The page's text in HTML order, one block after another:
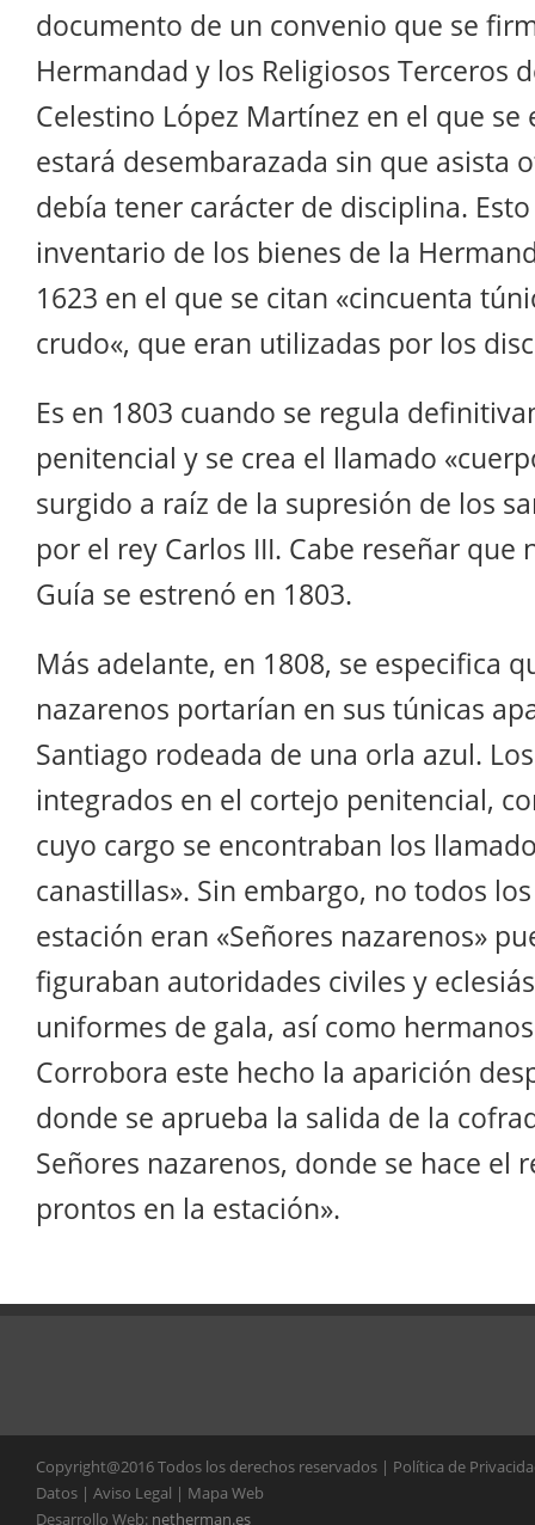
documento de un convenio que se
Hermandad y los Religiosos Terceros
Celestino López Martínez en el que se
estará desembarazada sin que asista
debía tener carácter de disciplina.
inventario de los bienes de la
1623 en el que se citan «cincuenta
crudo«, que eran utilizadas por los
Es en 1803 cuando se regula
penitencial y se crea el llamado
surgido a raíz de la supresión de los
por el rey Carlos III. Cabe reseñar que
Guía se estrenó en 1803.
Más adelante, en 1808, se especifica
nazarenos portarían en sus túnicas
Santiago rodeada de una orla azul.
integrados en el cortejo penitencial,
cuyo cargo se encontraban los
canastillas». Sin embargo, no todos
estación eran «Señores nazarenos»
figuraban autoridades civiles y
uniformes de gala, así como
Corrobora este hecho la aparición
donde se aprueba la salida de la
Señores nazarenos, donde se hace el
prontos en la estación».
Copyright@2016 Todos los derechos reservados | Política de
Datos | Aviso Legal | Mapa Web
Desarrollo Web: netherman.es